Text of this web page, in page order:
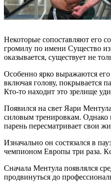
Некоторые сопоставляют его
громилу по имени Существо из
оказывается, существует не
Особенно ярко выражаются
включая голову, покрывается
Кто-то находит это зрелище
Появился на свет Яари
силовым тренировкам. Однако
парень пересматривает свои
Изначально он состязался в
чемпионом Европы три раза.
Сначала Ментула появлялся
продвинуться до